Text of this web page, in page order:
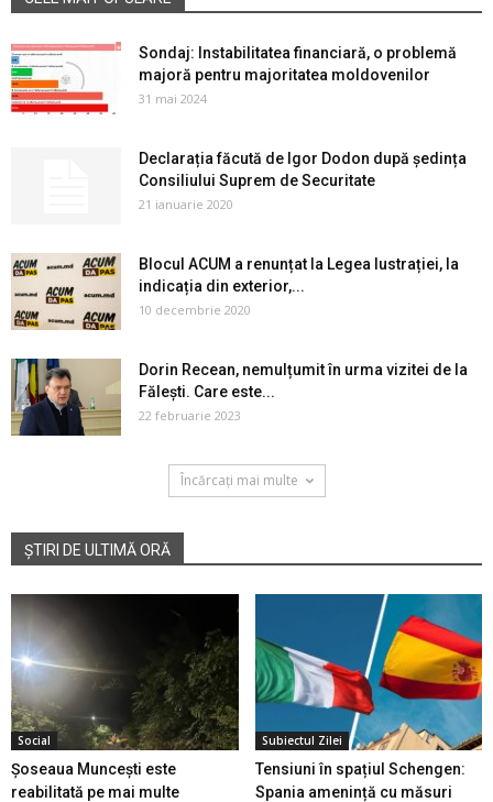
Sondaj: Instabilitatea financiară, o problemă
majoră pentru majoritatea moldovenilor
31 mai 2024
Declarația făcută de Igor Dodon după ședința
Consiliului Suprem de Securitate
21 ianuarie 2020
Blocul ACUM a renunțat la Legea lustrației, la
indicația din exterior,...
10 decembrie 2020
Dorin Recean, nemulțumit în urma vizitei de la
Fălești. Care este...
22 februarie 2023
Încărcați mai multe
ȘTIRI DE ULTIMĂ ORĂ
Social
Șoseaua Muncești este
reabilitată pe mai multe
Subiectul Zilei
Tensiuni în spațiul Schengen:
Spania amenință cu măsuri